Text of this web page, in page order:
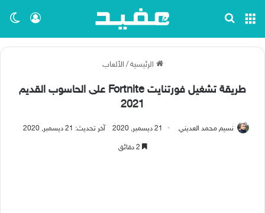
تسجيل القائمة
الرئيسية / الألعاب
طريقة تشغيل فورتنايت Fortnite على الحاسوب القديم
2021
نسيم محمد العديني 21 ديسمبر, 2020 آخر تحديث: 21 ديسمبر, 2020